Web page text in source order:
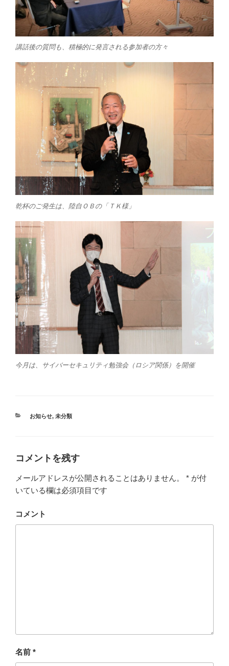
講話後の質問も、積極的に発言される参加者の方々
乾杯のご発生は、陸自ＯＢの「ＴＫ様」
今月は、サイバーセキュリティ勉強会（ロシア関係）を開催
カ
ー
お知らせ, 未分類
コメントを残す
メールアドレスが公開されることはありません。 * が付
いている欄は必須項目です
コメント
名前 *